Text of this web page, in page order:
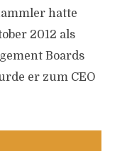
hatte
2012 als
Boards
er zum CEO